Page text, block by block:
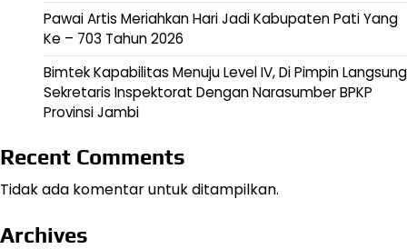
Pawai Artis Meriahkan Hari Jadi Kabupaten Pati Yang
Ke – 703 Tahun 2026
Bimtek Kapabilitas Menuju Level IV, Di Pimpin Langsung
Sekretaris Inspektorat Dengan Narasumber BPKP
Provinsi Jambi
Recent Comments
Tidak ada komentar untuk ditampilkan.
Archives